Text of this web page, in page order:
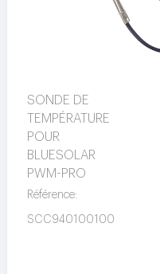
SONDE DE
TEMPÉRATURE
POUR
BLUESOLAR
PWM-PRO
Référence:
SCC940100100